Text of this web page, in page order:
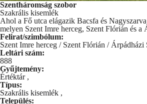
Szentháromság szobor
Szakrális kisemlék
Ahol a Fő utca elágazik Bacsfa és
melyen Szent Imre herceg, Szent Flórián és
Felirat/szimbólum:
Szent Imre herceg / Szent Flórián / Árpádházi
Leltári szám:
888
Gyűjtemény:
Értéktár ,
Típus:
Szakrális kisemlék ,
Település: